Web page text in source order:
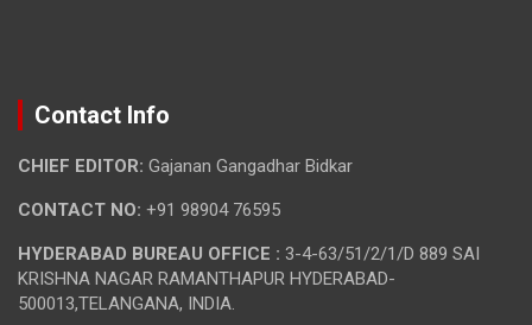
Contact Info
CHIEF EDITOR: Gajanan Gangadhar Bidkar
CONTACT NO: +91 98904 76595
HYDERABAD BUREAU OFFICE : 3-4-63/51/2/1/D 889 SAI
KRISHNA NAGAR RAMANTHAPUR HYDERABAD-
500013,TELANGANA, INDIA.